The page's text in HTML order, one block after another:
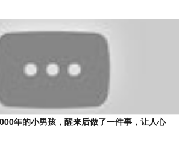
年的小男孩，醒来后做了一件事，让人心